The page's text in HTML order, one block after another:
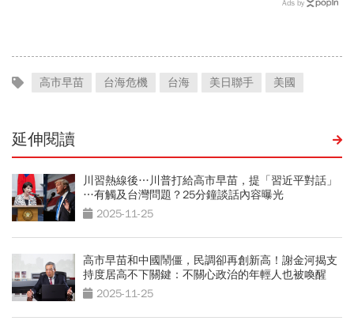
Ads by
高市早苗 台海危機 台海 美日聯手 美國
延伸閱讀
川習熱線後…川普打給高市早苗，提「習近平對話」
…有觸及台灣問題？25分鐘談話內容曝光
2025-11-25
高市早苗和中國鬧僵，民調卻再創新高！謝金河揭支
持度居高不下關鍵：不關心政治的年輕人也被喚醒
2025-11-25